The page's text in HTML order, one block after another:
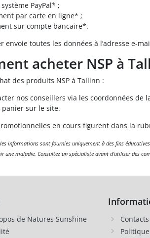
PayPal* ;
par carte en ligne* ;
sur compte bancaire*.
envoie toutes les données à l’adresse e-
acheter NSP à
des produits NSP à Tallinn :
nos conseillers via les coordonnées de
panier sur le site.
en cours figurent dans la
informations sont fournies uniquement à des fins
une maladie. Consultez un spécialiste avant d'utiliser des
de Natures Sunshine